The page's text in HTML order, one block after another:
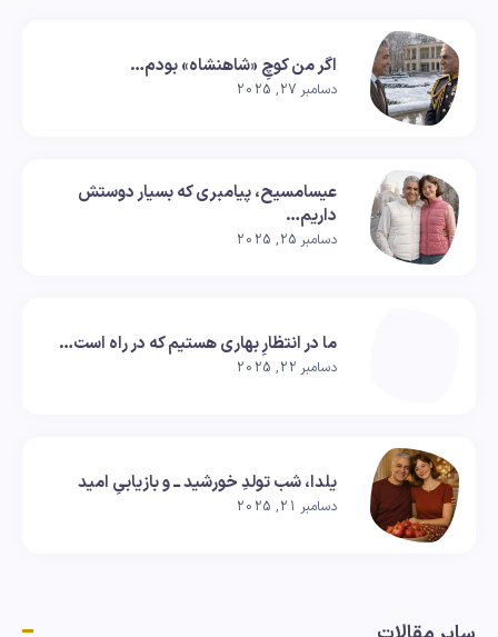
اگر من کوچِ «شاهنشاه» بودم…
دسامبر 27, 2025
عیسامسیح، پیامبری که بسیار دوستش
داریم…
دسامبر 25, 2025
ما در انتظارِ بهاری هستیم که در راه است…
دسامبر 22, 2025
یلدا، شب تولدِ خورشید ــ و بازیابیِ امید
دسامبر 21, 2025